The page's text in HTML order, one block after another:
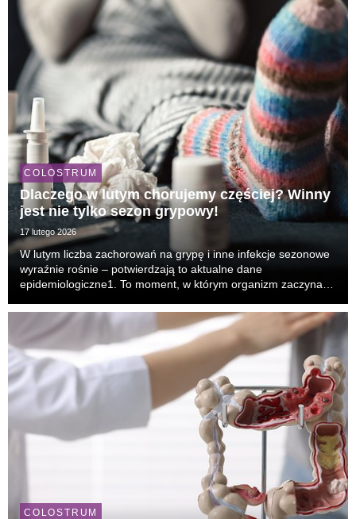
COLOSTRUM
Dlaczego w lutym chorujemy częściej? Winny
jest nie tylko sezon grypowy!
17 lutego 2026
W lutym liczba zachorowań na grypę i inne infekcje sezonowe
wyraźnie rośnie – potwierdzają to aktualne dane
epidemiologiczne1. To moment, w którym organizm zaczyna
mniejszą ilością światła i stopniowym osłabienie...
COLOSTRUM